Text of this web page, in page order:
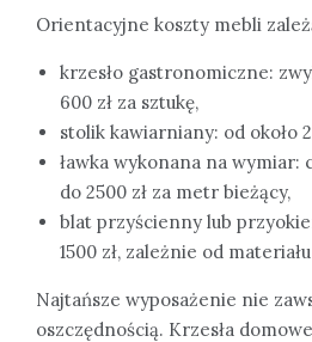
Orientacyjne koszty mebli
krzesło gastronomiczne:
600 zł za sztukę,
stolik kawiarniany: od około
ławka wykonana na wymiar:
do 2500 zł za metr bieżący,
blat przyścienny lub
1500 zł, zależnie od
Najtańsze wyposażenie nie
oszczędnością. Krzesła